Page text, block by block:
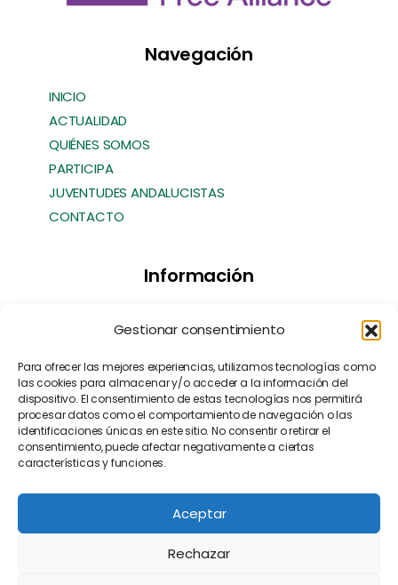
Gestionar consentimiento
Para ofrecer las mejores experiencias, utilizamos tecnologías como
las cookies para almacenar y/o acceder a la información del
dispositivo. El consentimiento de estas tecnologías nos permitirá
procesar datos como el comportamiento de navegación o las
identificaciones únicas en este sitio. No consentir o retirar el
consentimiento, puede afectar negativamente a ciertas
características y funciones.
Aceptar
Rechazar
Navegación
INICIO
ACTUALIDAD
QUIÉNES SOMOS
PARTICIPA
JUVENTUDES ANDALUCISTAS
CONTACTO
Información
Política de Privacidad
Contacto
Manifiesto EFA [EN]